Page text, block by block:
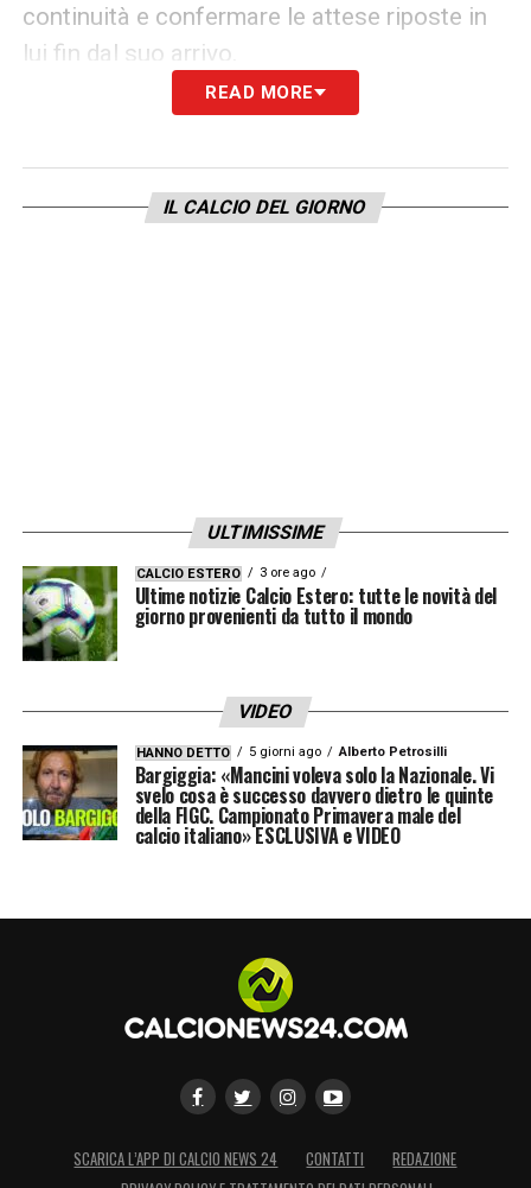
continuità e confermare le attese riposte in
lui fin dal suo arrivo.
TUTTE LE ULTIME NOTIZIE DI SERIE A
LA PLAYLIST DELLE NOSTRE TOP NEWS
READ MORE
IL CALCIO DEL GIORNO
ULTIMISSIME
CALCIO ESTERO 3 ore ago
Ultime notizie Calcio Estero: tutte le novità del
giorno provenienti da tutto il mondo
VIDEO
HANNO DETTO 5 giorni ago Alberto Petrosilli
Bargiggia: «Mancini voleva solo la Nazionale. Vi
svelo cosa è successo davvero dietro le quinte
della FIGC. Campionato Primavera male del
calcio italiano» ESCLUSIVA e VIDEO
SCARICA L’APP DI CALCIO NEWS 24 CONTATTI
REDAZIONE